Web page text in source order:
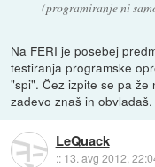
(programiranje ni
Na FERI je posebej
testiranja programske
"spi". Čez izpite se pa
zadevo znaš in obvladaš.
LeQuack
:: 13. avg 2012,